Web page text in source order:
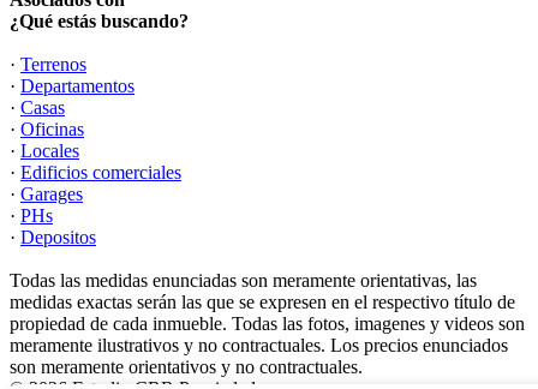
¿Qué estás buscando?
· Terrenos
· Departamentos
· Casas
· Oficinas
· Locales
· Edificios comerciales
· Garages
· PHs
· Depositos
Todas las medidas enunciadas son meramente orientativas, las
medidas exactas serán las que se expresen en el respectivo título de
propiedad de cada inmueble. Todas las fotos, imagenes y videos son
meramente ilustrativos y no contractuales. Los precios enunciados
son meramente orientativos y no contractuales.